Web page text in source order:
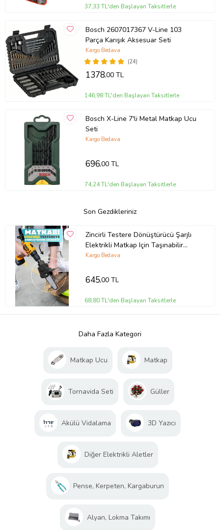
37,33 TL'den Başlayan Taksitlerle
Bosch 2607017367 V-Line 103
Parça Karışık Aksesuar Seti
(24)
Kargo Bedava
1378,00 TL
146,98 TL'den Başlayan Taksitlerle
Bosch X-Line 7'li Metal Matkap Ucu
Seti
Kargo Bedava
696,00 TL
74,24 TL'den Başlayan Taksitlerle
Son Gezdikleriniz
Zincirli Testere Dönüştürücü Şarjlı
Elektrikli Matkap Için Taşınabilir
Ahşap Testere Adaptörü.
Kargo Bedava
645,00 TL
68,80 TL'den Başlayan Taksitlerle
Daha Fazla Kategori
Matkap Ucu Matkap
Tornavida Seti Güller
Akülü Vidalama 3D Yazıcı
Diğer Elektrikli Aletler
Pense, Kerpeten, Kargaburun
Alyan, Lokma Takımı